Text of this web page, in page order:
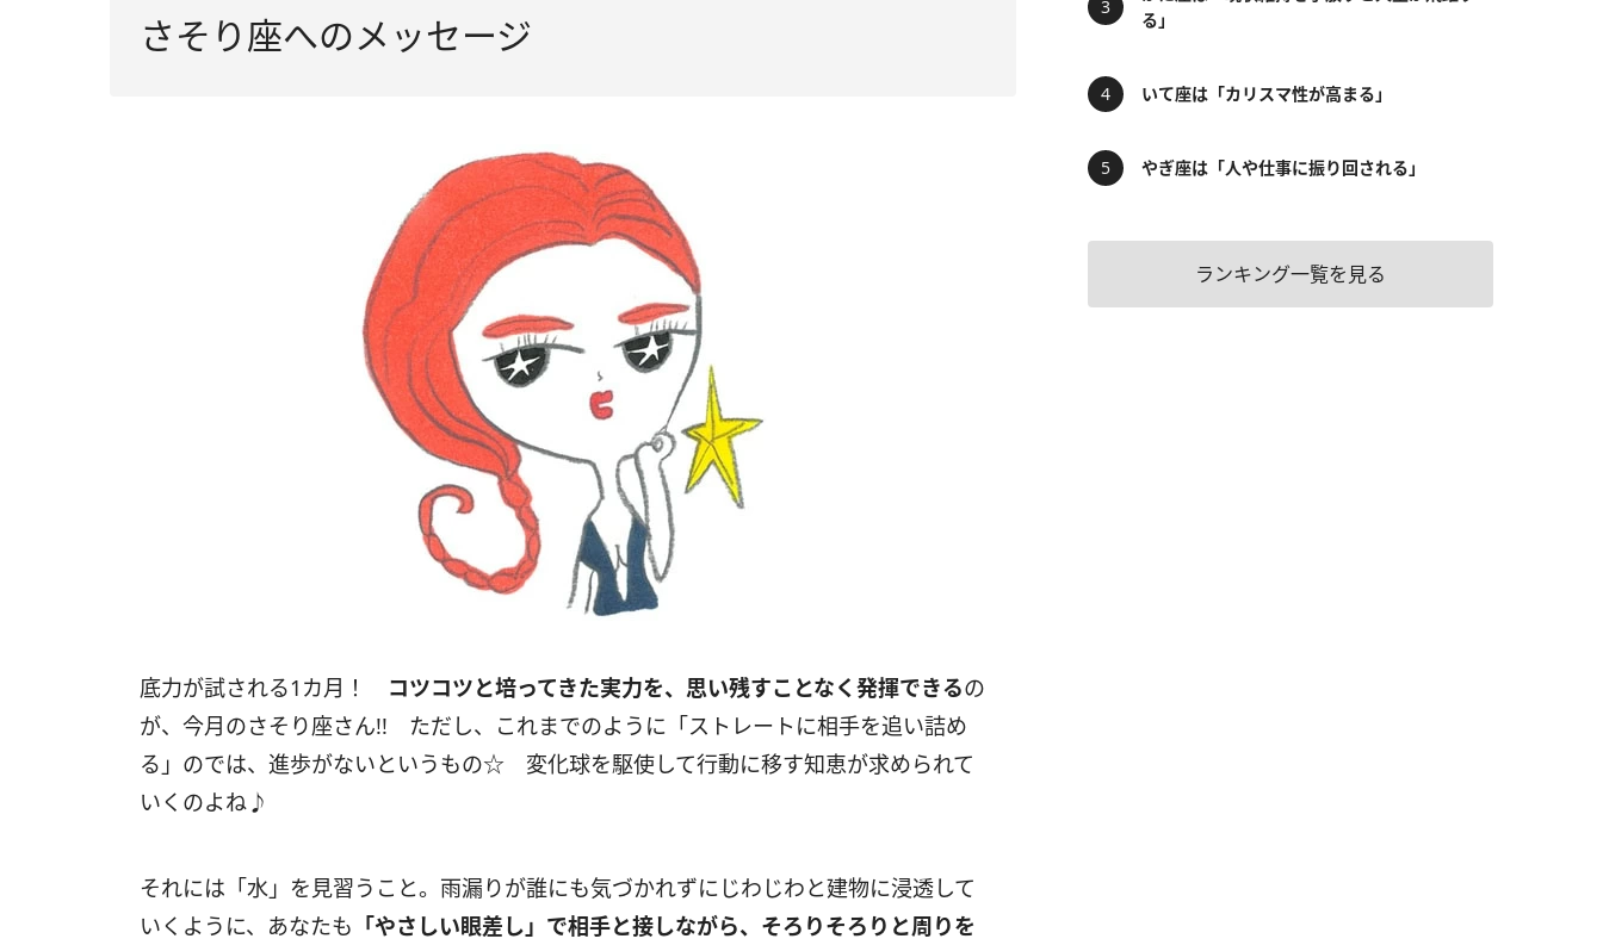
さそり座へのメッセージ
底力が試される1カ月！ コツコツと培ってきた実力を、思い残すことなく発揮できるの
が、今月のさそり座さん!! ただし、これまでのように「ストレートに相手を追い詰め
る」のでは、進歩がないというもの☆ 変化球を駆使して行動に移す知恵が求められて
いくのよね♪
それには「水」を見習うこと。雨漏りが誰にも気づかれずにじわじわと建物に浸透して
いくように、あなたも 「やさしい眼差し」で相手と接しながら、そろりそろりと周りを
る」
いて座は「カリスマ性が高まる」
やぎ座は「人や仕事に振り回される」
ランキング一覧を見る